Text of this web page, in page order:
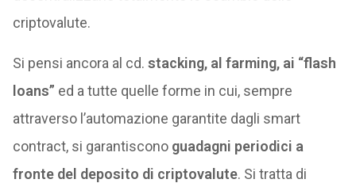
criptovalute.
Si pensi ancora al cd. stacking, al farming, ai “flash
loans” ed a tutte quelle forme in cui, sempre
attraverso l’automazione garantite dagli smart
contract, si garantiscono guadagni periodici a
fronte del deposito di criptovalute. Si tratta di